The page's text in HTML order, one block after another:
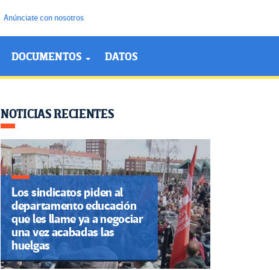
Anúnciate con nosotros
DOCUMENTOS DATOS
NOTICIAS RECIENTES
Los sindicatos piden al
departamento educación
que les llame ya a negociar
una vez acabadas las
huelgas